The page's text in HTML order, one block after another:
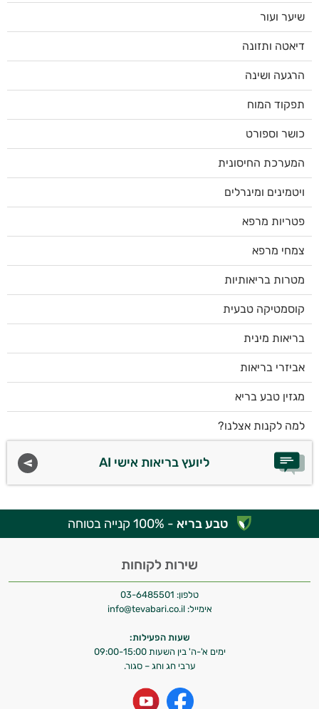
שיער ועור
דיאטה ותזונה
הרגעה ושינה
תפקוד המוח
כושר וספורט
המערכת החיסונית
ויטמינים ומינרלים
פטריות מרפא
צמחי מרפא
מטרות בריאותיות
קוסמטיקה טבעית
בריאות מינית
אביזרי בריאות
מגזין טבע בריא
למה לקנות אצלנו?
ליועץ בריאות אישי AI
טבע בריא - 100% קנייה בטוחה
שירות לקוחות
טלפון: 03-6485501
אימייל: info@tevabari.co.il
שעות הפעילות:
ימים א'-ה' בין השעות 09:00-15:00
ערבי חג וחג – סגור.